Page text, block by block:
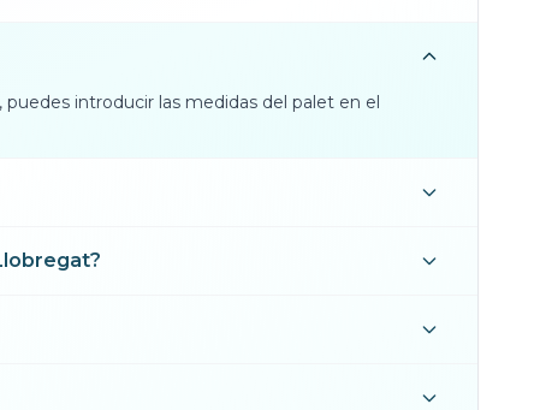
introducir las medidas del palet en el